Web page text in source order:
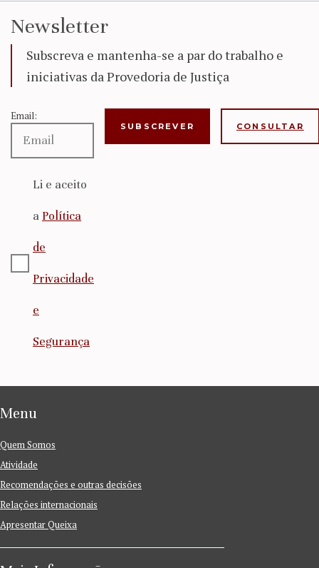
Newsletter
Subscreva e mantenha-se a par do trabalho e
iniciativas da Provedoria de Justiça
Email:
Li e aceito
a Política
de
Privacidade
e
Segurança
CONSULTAR
Menu
Quem Somos
Atividade
Recomendações e outras decisões
Relações internacionais
Apresentar Queixa